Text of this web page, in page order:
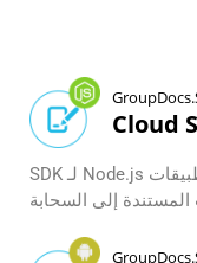
Cloud
SDK لـ Node.js لتعزيز تطبيقاتك من خلال واجهة برمجة تطبيقات